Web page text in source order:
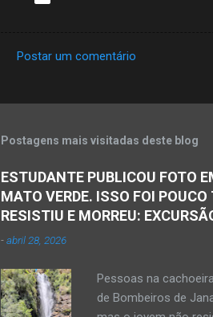
e
t
á
o
s
Postar um comentário
Postagens mais visitadas deste blog
ESTUDANTE PUBLICOU FOTO
MATO VERDE. ISSO FOI
RESISTIU E MORREU:
-abril 28, 2026
Pessoas na
de Bombeiros de